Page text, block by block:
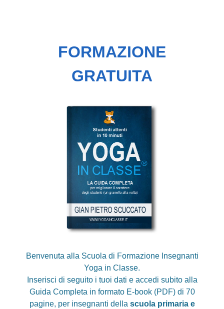
FORMAZIONE
GRATUITA
Benvenuta alla Scuola di Formazione Insegnanti
Yoga in Classe.
Inserisci di seguito i tuoi dati e accedi subito alla
Guida Completa in formato E-book (PDF) di 70
pagine, per insegnanti della scuola primaria e